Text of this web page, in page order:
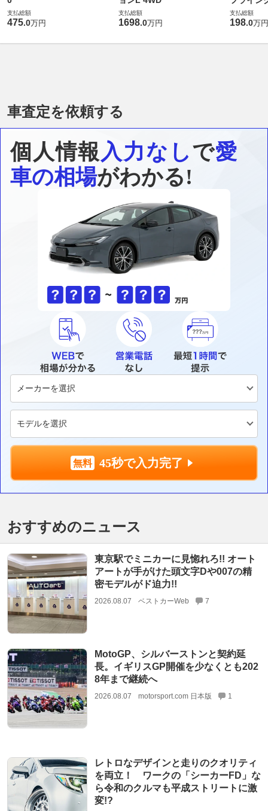
支払総額
475.0万円
支払総額
1698.0万円
支払総額
198.0万円
車査定を依頼する
個人情報入力なしで愛
車の相場がわかる!
45秒で入力完了
おすすめのニュース
東京駅でミニカーに見惚れろ!! オート
アートが手がけた頭文字Dや007の精
密モデルがド迫力!!
2026.08.07 ベストカーWeb 7
MotoGP、シルバーストンと契約延
長。イギリスGP開催を少なくとも202
8年まで継続へ
2026.08.07 motorsport.com 日本版 1
レトロなデザインと走りのクオリティ
を両立！ ワークの「シーカーFD」な
ら令和のクルマも平成ストリートに激
変!?